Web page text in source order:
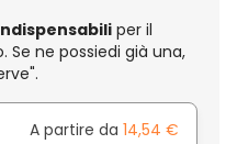
per il
ne possiedi già una,
A partire da 14,54 €